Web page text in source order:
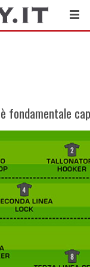
fondamentale